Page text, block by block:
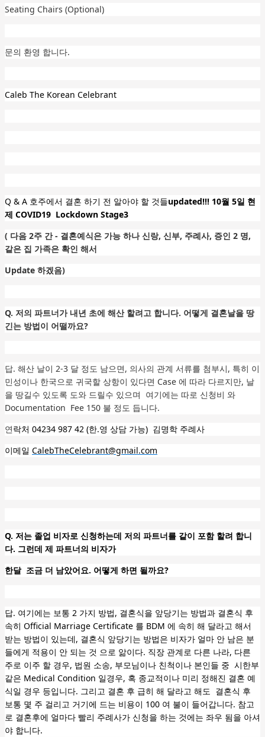
Seating Chairs (Optional)
문의 환영 합니다.
Caleb The Korean Celebrant
Q & A 호주에서 결혼 하기 전 알아야 할 것들updated!!! 10월 5일 현
제 COVID19 Lockdown Stage3
( 다음 2주 간 - 결혼예식은 가능 하나 신랑, 신부, 주례사, 증인 2 명,
같은 집 가족은 확인 해서
Update 하겠음)
Q. 저의 파트너가 내년 초에 해산 할려고 합니다. 어떻게 결혼날을 땅
긴는 방법이 어떨까요?
답. 해산 날이 2-3 달 정도 남으면, 의사의 관계 서류를 첨부시, 특히 이
민성이나 한국으로 귀국할 상항이 있다면 Case 에 따라 다르지만, 날
을 땅길수 있도록 도와 드릴수 있으며 여기에는 따로 신청비 와
Documentation Fee 150 불 정도 듭니다.
연락처 04234 987 42 (한.영 상담 가능) 김명학 주례사
이메일 CalebTheCelebrant@gmail.com
Q. 저는 졸업 비자로 신청하는데 저의 파트너를 같이 포함 할려 합니
다. 그런데 제 파트너의 비자가
한달 조금 더 남았어요. 어떻게 하면 될까요?
답. 여기에는 보통 2 가지 방법, 결혼식을 앞당기는 방법과 결혼식 후
속히 Official Marriage Certificate 를 BDM 에 속히 해 달라고 해서
받는 방법이 있는데, 결혼식 앞당기는 방법은 비자가 얼마 안 남은 분
들에게 적용이 안 되는 것 으로 앎이다. 직장 관계로 다른 나라, 다른
주로 이주 할 경우, 법원 소송, 부모님이나 친척이나 본인들 중 시한부
같은 Medical Condition 일경우, 혹 종교적이나 미리 정해진 결혼 예
식일 경우 등입니다. 그리고 결혼 후 급히 해 달라고 해도 결혼식 후
보통 몇 주 걸리고 거기에 드는 비용이 100 여 불이 들어갑니다. 참고
로 결혼후에 얼마다 빨리 주례사가 신청을 하는 것에는 좌우 됨을 아셔
야 합니다.